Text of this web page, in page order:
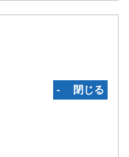
‐ 閉じる